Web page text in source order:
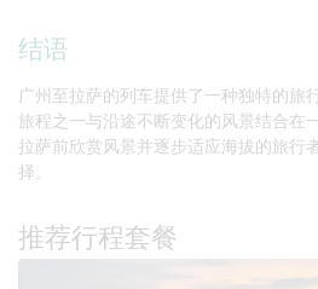
结语
广州至拉萨的列车提供了一种独特的旅
旅程之一与沿途不断变化的风景结合在
拉萨前欣赏风景并逐步适应海拔的旅行
择。
推荐行程套餐